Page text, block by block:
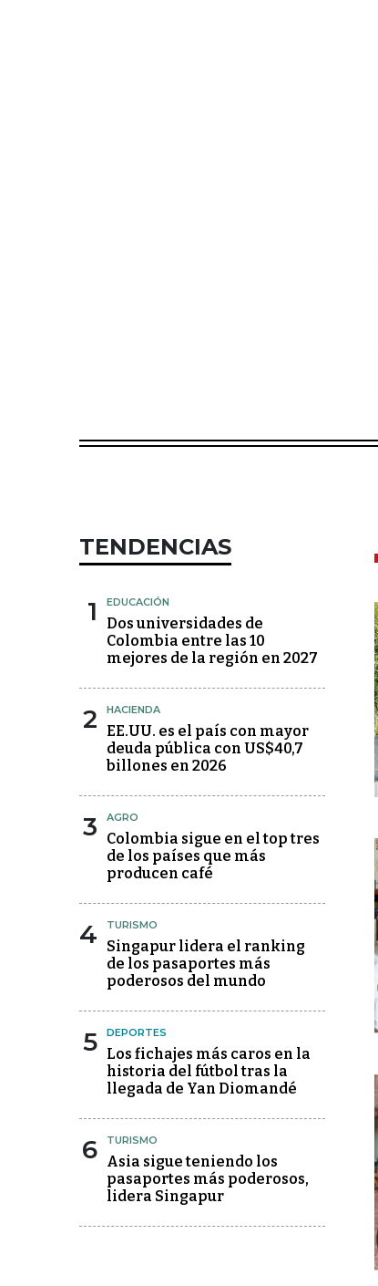
TENDENCIAS
1 EDUCACIÓN
Dos universidades de
Colombia entre las 10
mejores de la región en 2027
2 HACIENDA
EE.UU. es el país con mayor
deuda pública con US$40,7
billones en 2026
3 AGRO
Colombia sigue en el top tres
de los países que más
producen café
4 TURISMO
Singapur lidera el ranking
de los pasaportes más
poderosos del mundo
5 DEPORTES
Los fichajes más caros en la
historia del fútbol tras la
llegada de Yan Diomandé
6 TURISMO
Asia sigue teniendo los
pasaportes más poderosos,
lidera Singapur